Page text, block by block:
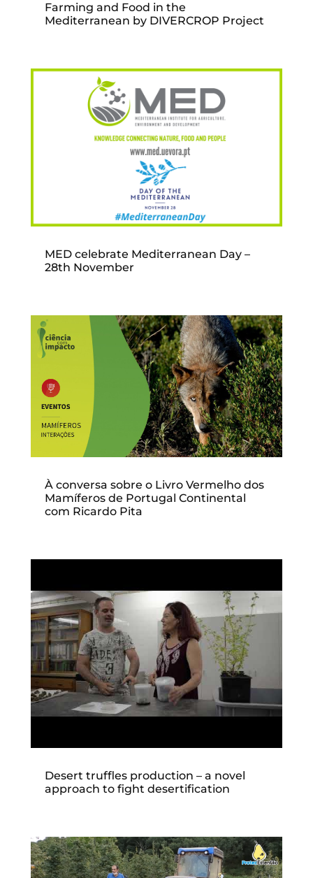
Farming and Food in the
Mediterranean by DIVERCROP Project
MED celebrate Mediterranean Day –
28th November
À conversa sobre o Livro Vermelho dos
Mamíferos de Portugal Continental
com Ricardo Pita
Desert truffles production – a novel
approach to fight desertification